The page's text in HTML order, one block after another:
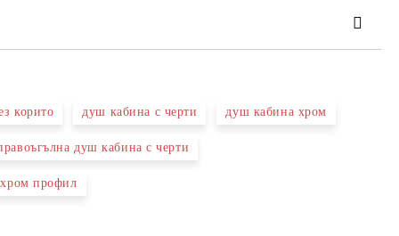
за лични данни
на работния ден.
корито душ кабина с черти душ кабина хром
душ кабина с черти
хром профил